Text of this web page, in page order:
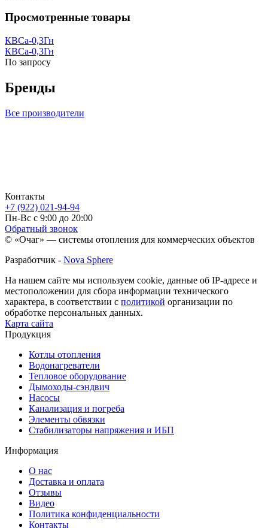
Просмотренные товары
КВСа-0,3Гн
КВСа-0,3Гн
По запросу
Бренды
Все производители
Контакты
+7 (922) 021-94-94
Пн-Вс с 9:00 до 20:00
Обратный звонок
© «Очаг» — системы отопления для коммерческих объектов
Разработчик - Nova Sphere
На нашем сайте мы используем cookie, данные об IP-адресе и
местоположении для сбора информации технического
характера, в соответствии с политикой организации по
обработке персональных данных.
Карта сайта
Продукция
Котлы отопления
Водонагреватели
Тепловое оборудование
Дымоходы-сэндвич
Насосы
Канализация и погреба
Элементы обвязки
Стабилизаторы напряжения и ИБП
Информация
О нас
Доставка и оплата
Отзывы
Видео
Политика конфиденциальности
Контакты